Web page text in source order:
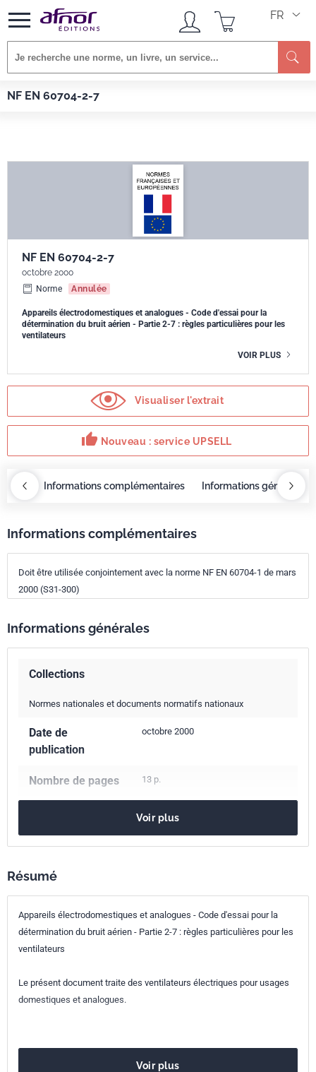
FR
NF EN 60704-2-7
Afnor EDITIONS Normes
NF EN 60704-2-7
octobre 2000
Norme
Annulée
Appareils électrodomestiques et analogues - Code d'essai pour la
détermination du bruit aérien - Partie 2-7 : règles particulières pour les
ventilateurs
VOIR PLUS
Visualiser l'extrait
thumb_up Nouveau : service UPSELL
Informations complémentaires Informations générales
Informations complémentaires
Doit être utilisée conjointement avec la norme NF EN 60704-1 de mars
2000 (S31-300)
Informations générales
Collections
Normes nationales et documents normatifs nationaux
Date de
publication
octobre 2000
Nombre de pages 13 p.
Codes ICS
17.140.20
Indice de
classement
S31-307
Parenté
Voir plus
Résumé
Appareils électrodomestiques et analogues - Code d'essai pour la
détermination du bruit aérien - Partie 2-7 : règles particulières pour les
ventilateurs
Le présent document traite des ventilateurs électriques pour usages
domestiques et analogues.
Voir plus